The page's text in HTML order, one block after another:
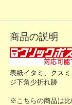
商品の説明
表紙イタミ、クス
ジ下角少折れ跡
※こちらの商品は比